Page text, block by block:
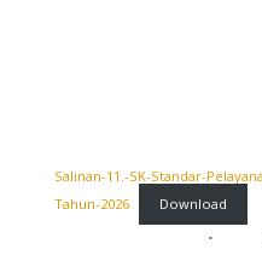
Salinan-11.-SK-Standar-
Tahun-2026
Download